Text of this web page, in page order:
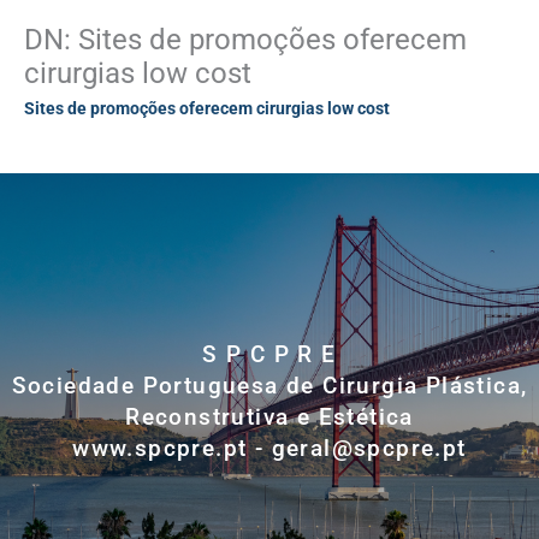
DN: Sites de promoções oferecem
cirurgias low cost
Sites de promoções oferecem cirurgias low cost
S P C P R E
Sociedade Portuguesa de Cirurgia Plástica,
Reconstrutiva e Estética
www.spcpre.pt - geral@spcpre.pt